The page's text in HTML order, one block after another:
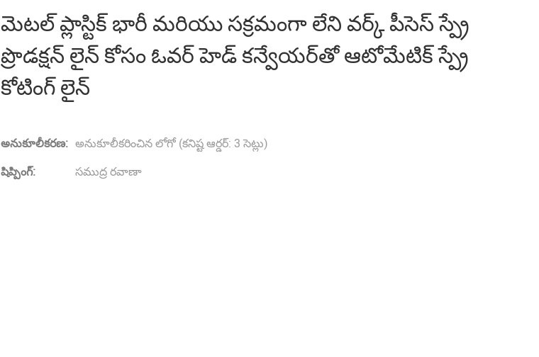
మెటల్ ప్లాస్టిక్ భారీ మరియు సక్రమంగా లేని వర్క్ పీసెస్ స్ప్రే
ప్రొడక్షన్ లైన్ కోసం ఓవర్ హెడ్ కన్వేయర్‌తో ఆటోమేటిక్ స్ప్రే
కోటింగ్ లైన్
అనుకూలీకరణ: అనుకూలీకరించిన లోగో (కనిష్ట ఆర్డర్: 3 సెట్లు)
షిప్పింగ్:
సముద్ర రవాణా